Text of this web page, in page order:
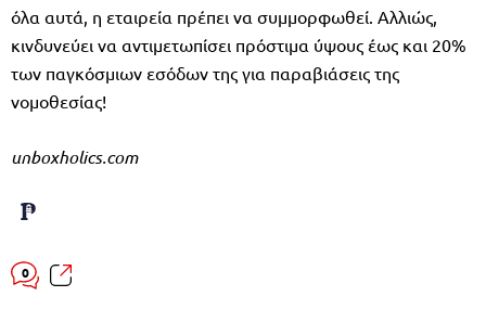
όλα αυτά, η εταιρεία πρέπει να συμμορφωθεί. Αλλιώς,
κινδυνεύει να αντιμετωπίσει πρόστιμα ύψους έως και 20%
των παγκόσμιων εσόδων της για παραβιάσεις της
νομοθεσίας!
unboxholics.com
0